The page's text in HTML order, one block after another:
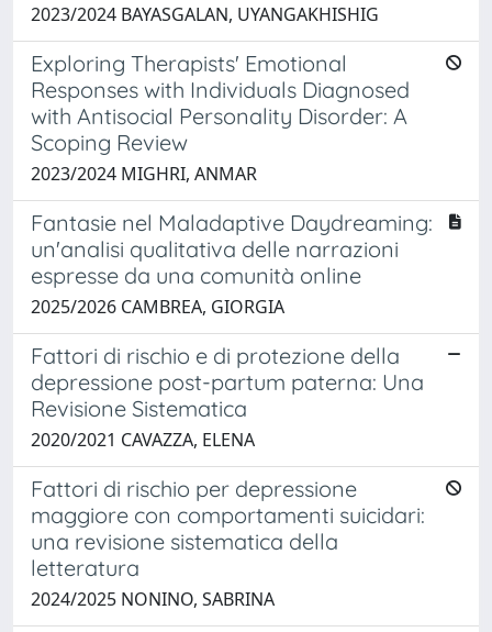
2023/2024 BAYASGALAN, UYANGAKHISHIG
Exploring Therapists' Emotional
Responses with Individuals Diagnosed
with Antisocial Personality Disorder: A
Scoping Review
2023/2024 MIGHRI, ANMAR
Fantasie nel Maladaptive Daydreaming:
un'analisi qualitativa delle narrazioni
espresse da una comunità online
2025/2026 CAMBREA, GIORGIA
Fattori di rischio e di protezione della
depressione post-partum paterna: Una
Revisione Sistematica
2020/2021 CAVAZZA, ELENA
Fattori di rischio per depressione
maggiore con comportamenti suicidari:
una revisione sistematica della
letteratura
2024/2025 NONINO, SABRINA